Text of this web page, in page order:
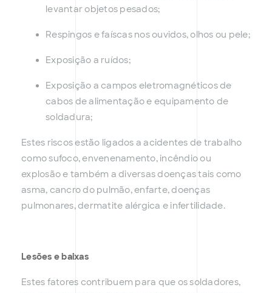
levantar objetos pesados;
Respingos e faíscas nos ouvidos, olhos ou pele;
Exposição a ruídos;
Exposição a campos eletromagnéticos de
cabos de alimentação e equipamento de
soldadura;
Estes riscos estão ligados a acidentes de trabalho
como sufoco, envenenamento, incêndio ou
explosão e também a diversas doenças tais como
asma, cancro do pulmão, enfarte, doenças
pulmonares, dermatite alérgica e infertilidade.
Lesões e baixas
Estes fatores contribuem para que os soldadores,